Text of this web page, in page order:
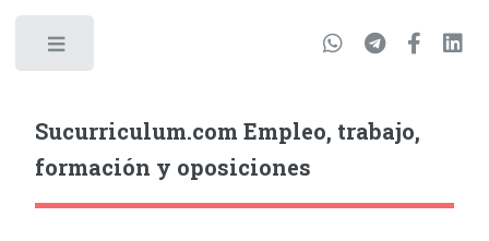
Sucurriculum.com Empleo, trabajo,
formación y oposiciones